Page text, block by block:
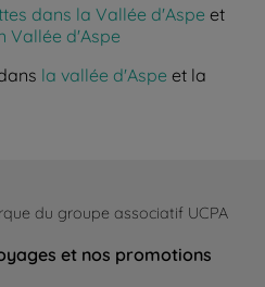
dans la Vallée d'Aspe et
Vallée d'Aspe
la vallée d'Aspe et la
du groupe associatif UCPA
et nos promotions